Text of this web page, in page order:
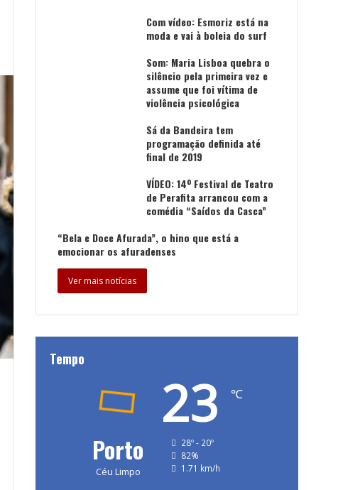
Com vídeo: Esmoriz está na
moda e vai à boleia do surf
Som: Maria Lisboa quebra o
silêncio pela primeira vez e
assume que foi vítima de
violência psicológica
Sá da Bandeira tem
programação definida até
final de 2019
VÍDEO: 14º Festival de Teatro
de Perafita arrancou com a
comédia “Saídos da Casca”
“Bela e Doce Afurada”, o hino que está a
emocionar os afuradenses
Ver mais notícias
Tempo
Porto
Céu Limpo
23 ℃
28º - 20º
82%
1.71 km/h